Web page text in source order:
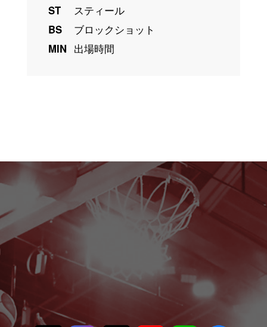
ST
スティール
BS
ブロックショット
MIN 出場時間